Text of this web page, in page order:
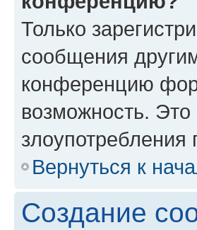
Только
сообщения
конференцию
возможность. Это
Вернуться к
Создание